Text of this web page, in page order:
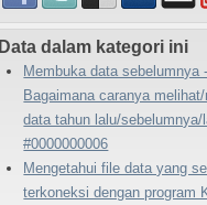
Data dalam kategori ini
Membuka data sebelumnya -
Bagaimana caranya
data tahun lalu/sebelumnya/
#0000000006
Mengetahui file data yang
terkoneksi dengan program